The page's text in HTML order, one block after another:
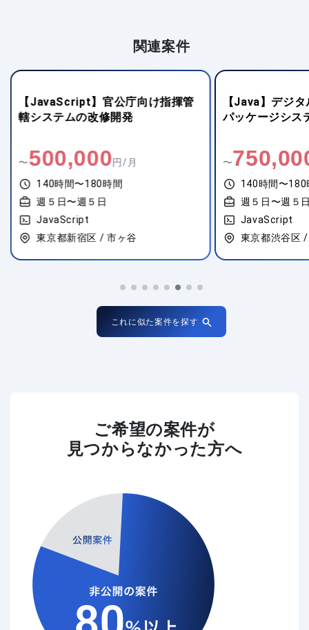
関連案件
【JavaScript】官公庁向け指揮管
轄システムの改修開発
〜500,000円/月
140時間〜180時間
週５日〜週５日
JavaScript
東京都新宿区 / 市ヶ谷
【Java】デジ
パッケージシス
〜
140時間〜180
週５日〜週５
JavaScript
東京都渋谷区
これに似た案件を探す
ご希望の案件が
見つからなかった方へ